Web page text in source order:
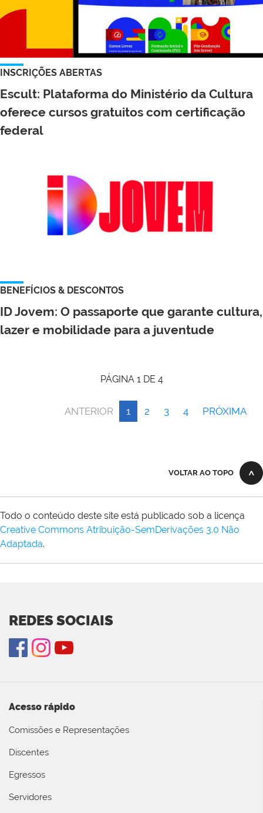
INSCRIÇÕES ABERTAS
Escult: Plataforma do Ministério da Cultura
oferece cursos gratuitos com certificação
federal
BENEFÍCIOS & DESCONTOS
ID Jovem: O passaporte que garante cultura,
lazer e mobilidade para a juventude
PÁGINA 1 DE 4
ANTERIOR 1 2 3 4 PRÓXIMA
VOLTAR AO TOPO
Todo o conteúdo deste site está publicado sob a licença
Creative Commons Atribuição-SemDerivações 3.0 Não
Adaptada.
REDES SOCIAIS
Acesso rápido
Comissões e Representações
Discentes
Egressos
Servidores